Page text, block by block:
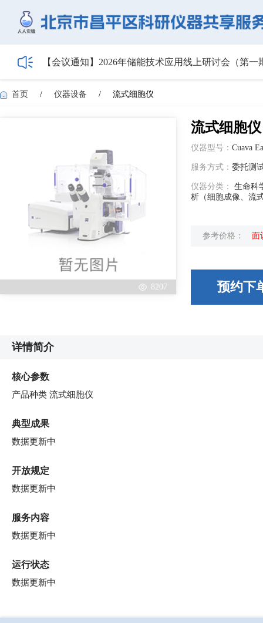
【会议通知】2026年储能技术应用线上研讨会（第
关于召开2026年度昌平区高新技术企业培育工作会
5月1日起全面施行！经营主体登记新规范来了——
首页 / 仪器设备 / 流式细胞仪
8207
流式细胞仪
仪器型号： Cuava
服务方式： 委托测
仪器分类：
生命科
析（细胞成像、流
参考价格： 面
预约下
详情简介
核心参数
产品种类 流式细胞仪
典型成果
数据更新中
开放规定
数据更新中
服务内容
数据更新中
运行状态
数据更新中